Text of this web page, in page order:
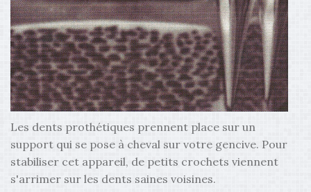
Les dents prothétiques prennent place sur un
support qui se pose à cheval sur votre gencive. Pour
stabiliser cet appareil, de petits crochets viennent
s'arrimer sur les dents saines voisines.